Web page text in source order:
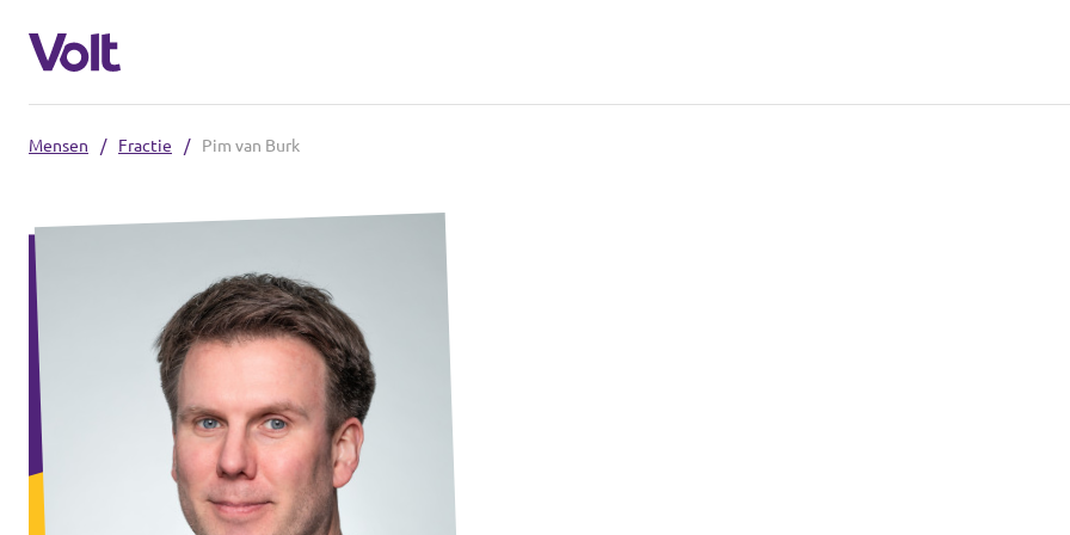
Nederlands
Volt afdelingen dichtbij
Volt Nederland
Volt Noord-Holland
Standpunten
Over Volt
Mensen
Nieuws
Mensen / Fractie / Pim van Burk